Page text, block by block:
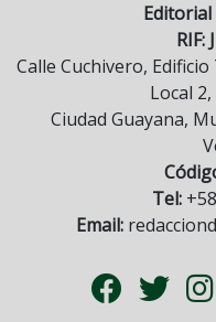
Editorial
RIF:
Calle Cuchivero,
Local
Ciudad Guayana,
Tel:
Email: